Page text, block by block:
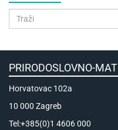
PRIRODOSLOVNO-
Horvatovac 102a
10 000 Zagreb
Tel:+385(0)1 4606 000